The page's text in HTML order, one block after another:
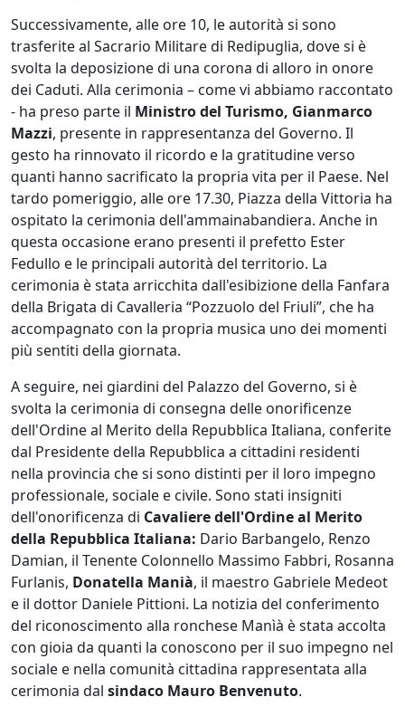
Successivamente, alle ore 10, le autorità si sono
trasferite al Sacrario Militare di Redipuglia, dove si è
svolta la deposizione di una corona di alloro in onore
dei Caduti. Alla cerimonia – come vi abbiamo raccontato
- ha preso parte il Ministro del Turismo, Gianmarco
Mazzi, presente in rappresentanza del Governo. Il
gesto ha rinnovato il ricordo e la gratitudine verso
quanti hanno sacrificato la propria vita per il Paese. Nel
tardo pomeriggio, alle ore 17.30, Piazza della Vittoria ha
ospitato la cerimonia dell'ammainabandiera. Anche in
questa occasione erano presenti il prefetto Ester
Fedullo e le principali autorità del territorio. La
cerimonia è stata arricchita dall'esibizione della Fanfara
della Brigata di Cavalleria “Pozzuolo del Friuli”, che ha
accompagnato con la propria musica uno dei momenti
più sentiti della giornata.
A seguire, nei giardini del Palazzo del Governo, si è
svolta la cerimonia di consegna delle onorificenze
dell'Ordine al Merito della Repubblica Italiana, conferite
dal Presidente della Repubblica a cittadini residenti
nella provincia che si sono distinti per il loro impegno
professionale, sociale e civile. Sono stati insigniti
dell'onorificenza di Cavaliere dell'Ordine al Merito
della Repubblica Italiana: Dario Barbangelo, Renzo
Damian, il Tenente Colonnello Massimo Fabbri, Rosanna
Furlanis, Donatella Manià, il maestro Gabriele Medeot
e il dottor Daniele Pittioni. La notizia del conferimento
del riconoscimento alla ronchese Manìà è stata accolta
con gioia da quanti la conoscono per il suo impegno nel
sociale e nella comunità cittadina rappresentata alla
cerimonia dal sindaco Mauro Benvenuto.